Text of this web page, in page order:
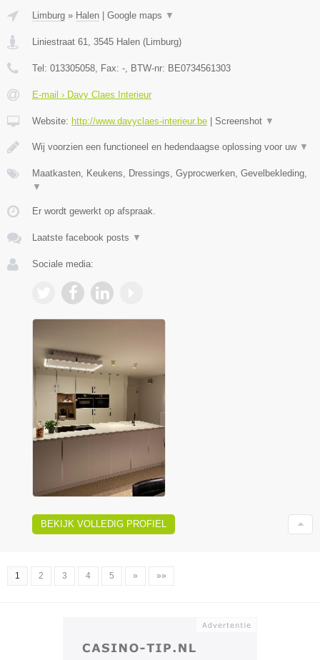
Limburg » Halen Google maps ▼
Liniestraat 61, 3545 Halen (Limburg)
Tel: 013305058, Fax: -, BTW-nr: BE0734561303
E-mail › Davy Claes Interieur
Website: http://www.davyclaes-interieur.be Screenshot ▼
Wij voorzien een functioneel en hedendaagse oplossing voor uw ▼
Maatkasten, Keukens, Dressings, Gyprocwerken, Gevelbekleding,
▼
Er wordt gewerkt op afspraak.
Laatste facebook posts ▼
Sociale media:
BEKIJK VOLLEDIG PROFIEL
1 2 3 4 5 » »»